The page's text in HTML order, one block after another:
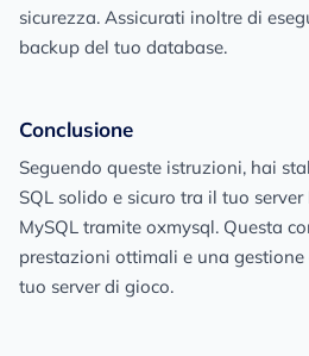
sicurezza. Assicurati inoltre di
backup del tuo database.
Conclusione
Seguendo queste istruzioni, hai
SQL solido e sicuro tra il tuo
MySQL tramite oxmysql. Questa
prestazioni ottimali e una
tuo server di gioco.